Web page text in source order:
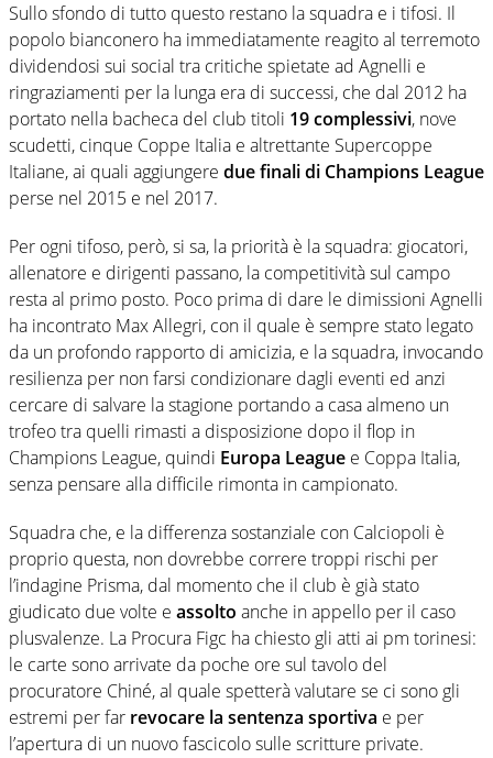
Sullo sfondo di tutto questo restano la squadra e i tifosi. Il
popolo bianconero ha immediatamente reagito al terremoto
dividendosi sui social tra critiche spietate ad Agnelli e
ringraziamenti per la lunga era di successi, che dal 2012 ha
portato nella bacheca del club titoli 19 complessivi, nove
scudetti, cinque Coppe Italia e altrettante Supercoppe
Italiane, ai quali aggiungere due finali di Champions League
perse nel 2015 e nel 2017.
Per ogni tifoso, però, si sa, la priorità è la squadra: giocatori,
allenatore e dirigenti passano, la competitività sul campo
resta al primo posto. Poco prima di dare le dimissioni Agnelli
ha incontrato Max Allegri, con il quale è sempre stato legato
da un profondo rapporto di amicizia, e la squadra, invocando
resilienza per non farsi condizionare dagli eventi ed anzi
cercare di salvare la stagione portando a casa almeno un
trofeo tra quelli rimasti a disposizione dopo il flop in
Champions League, quindi Europa League e Coppa Italia,
senza pensare alla difficile rimonta in campionato.
Squadra che, e la differenza sostanziale con Calciopoli è
proprio questa, non dovrebbe correre troppi rischi per
l’indagine Prisma, dal momento che il club è già stato
giudicato due volte e assolto anche in appello per il caso
plusvalenze. La Procura Figc ha chiesto gli atti ai pm torinesi:
le carte sono arrivate da poche ore sul tavolo del
procuratore Chiné, al quale spetterà valutare se ci sono gli
estremi per far revocare la sentenza sportiva e per
l’apertura di un nuovo fascicolo sulle scritture private.